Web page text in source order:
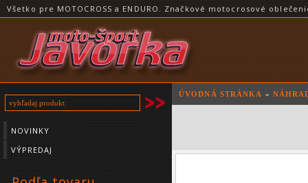
Všetko pre MOTOCROSS a ENDURO. Značkové motocrosové
NOVINKY
VÝPREDAJ
ÚVODNÁ STRÁNKA »